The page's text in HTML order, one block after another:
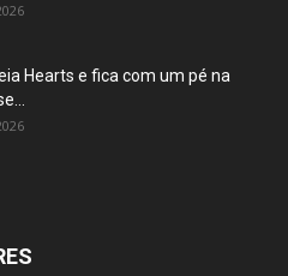
Hearts e fica com um pé na